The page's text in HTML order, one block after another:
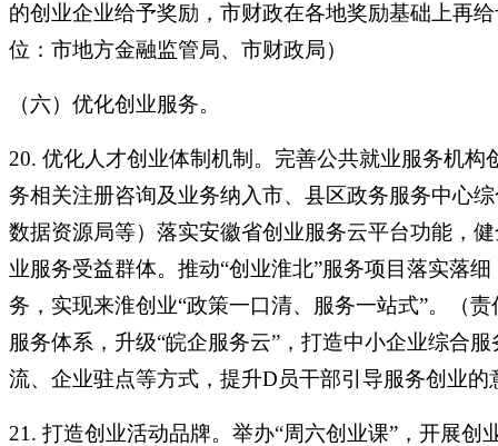
的创业企业给予奖励，市财政在各地奖励基础上再
位：市地方金融监管局、市财政局）
（六）优化创业服务。
20. 优化人才创业体制机制。完善公共就业服务机
务相关注册咨询及业务纳入市、县区政务服务中心
数据资源局等）落实安徽省创业服务云平台功能，
业服务受益群体。推动“创业淮北”服务项目落实落
务，实现来淮创业“政策一口清、服务一站式”。（
服务体系，升级“皖企服务云”，打造中小企业综合
流、企业驻点等方式，提升D员干部引导服务创业
21. 打造创业活动品牌。举办“周六创业课”，开展